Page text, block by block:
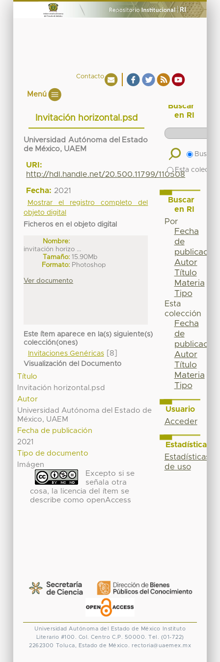
Contacto
Menú
Invitación horizontal.psd
Universidad Autónoma del Estado
de México, UAEM
URI:
http://hdl.handle.net/20.500.11799/110508
Fecha: 2021
Mostrar el registro completo del
objeto digital
Ficheros en el objeto digital
Nombre:
invitación horizo ...
Tamaño: 15.90Mb
Formato: Photoshop
Ver documento
Este ítem aparece en la(s) siguiente(s)
colección(ones)
Invitaciones Genéricas[8]
Visualización del Documento
Título
Invitación horizontal.psd
Autor
Universidad Autónoma del Estado de
México, UAEM
Fecha de publicación
2021
Tipo de documento
Imágen
Excepto si se
señala otra
cosa, la licencia del ítem se
describe como openAccess
Buscar
en RI
Buscar
Esta
Buscar
en RI
Por
Fecha
de
publicación
Autor
Título
Materia
Tipo
Esta
colección
Fecha
de
publicación
Autor
Título
Materia
Tipo
Usuario
Acceder
Estadísticas
Estadísticas
de uso
Universidad Autónoma del Estado de México
Instituto
Literario #100. Col. Centro C.P. 50000. Tel. (01-722)
2262300 Toluca, Estado de México. rectoria@uaemex.mx